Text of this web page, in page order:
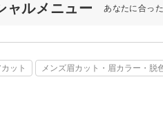
ャルメニュー あなたに合っ
ット メンズ眉カット・眉カラー・脱